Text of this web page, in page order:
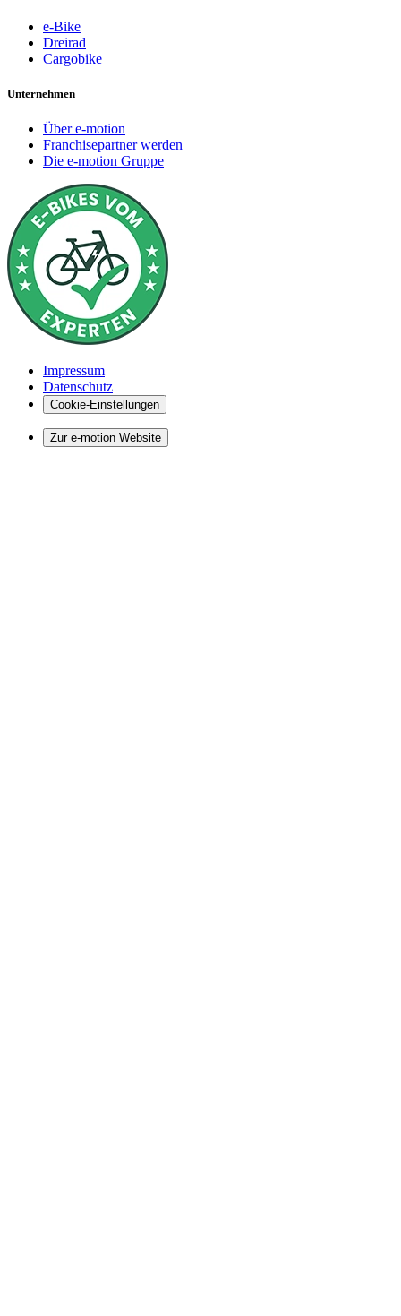
e-Bike
Dreirad
Cargobike
Unternehmen
Über e-motion
Franchisepartner werden
Die e-motion Gruppe
Impressum
Datenschutz
Cookie-Einstellungen
Zur e-motion Website